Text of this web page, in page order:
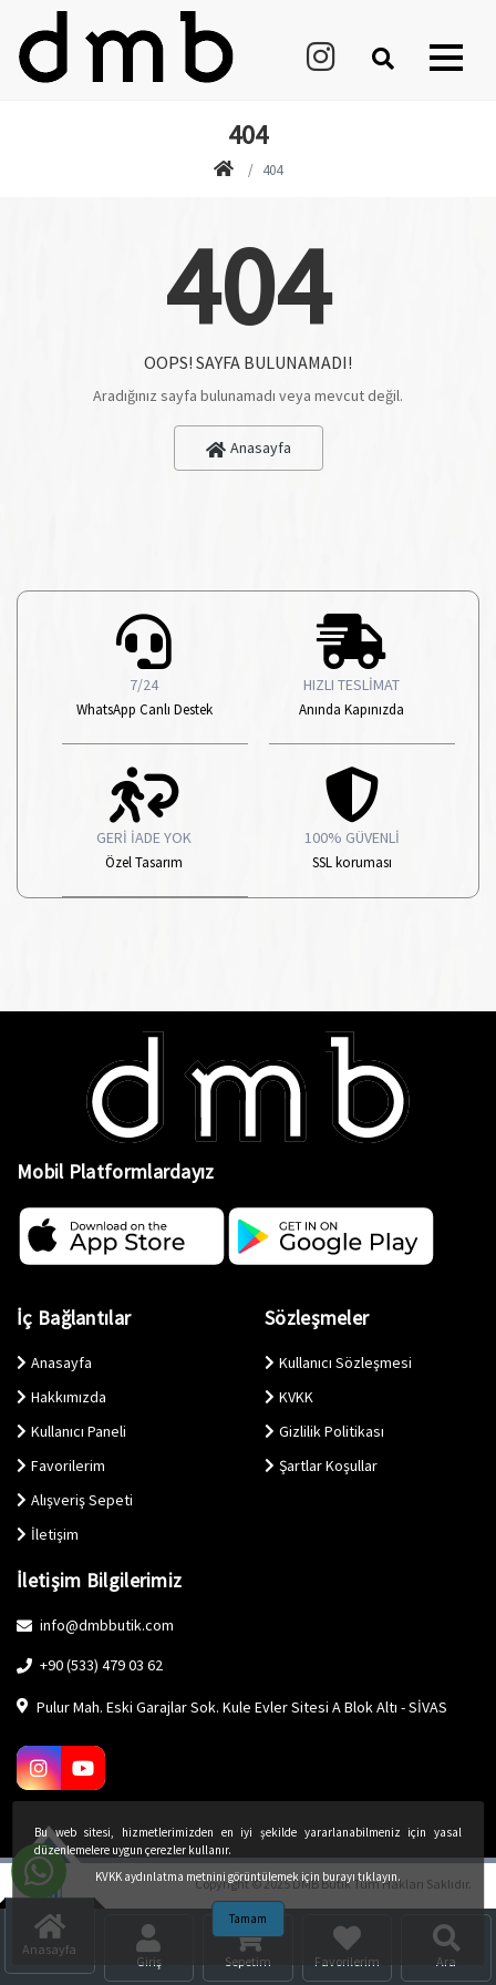
404
404
404
OOPS! SAYFA BULUNAMADI!
Aradığınız sayfa bulunamadı veya mevcut değil.
Anasayfa
7/24
WhatsApp Canlı Destek
HIZLI TESLİMAT
Anında Kapınızda
GERİ İADE YOK
Özel Tasarım
100% GÜVENLİ
SSL koruması
Mobil Platformlardayız
İç Bağlantılar
Anasayfa
Hakkımızda
Kullanıcı Paneli
Favorilerim
Alışveriş Sepeti
İletişim
Sözleşmeler
Kullanıcı Sözleşmesi
KVKK
Gizlilik Politikası
Şartlar Koşullar
İletişim Bilgilerimiz
info@dmbbutik.com
+90 (533) 479 03 62
Pulur Mah. Eski Garajlar Sok. Kule Evler Sitesi A Blok Altı - SİVAS
Copyright © 2025 DMB Butik Tüm Hakları Saklıdır.
Anasayfa
Giriş Sepetim Favorilerim Ara
Bu web sitesi, hizmetlerimizden en iyi şekilde yararlanabilmeniz için yasal
düzenlemelere uygun çerezler kullanır.
KVKK aydınlatma metnini görüntülemek için burayı tıklayın.
Tamam